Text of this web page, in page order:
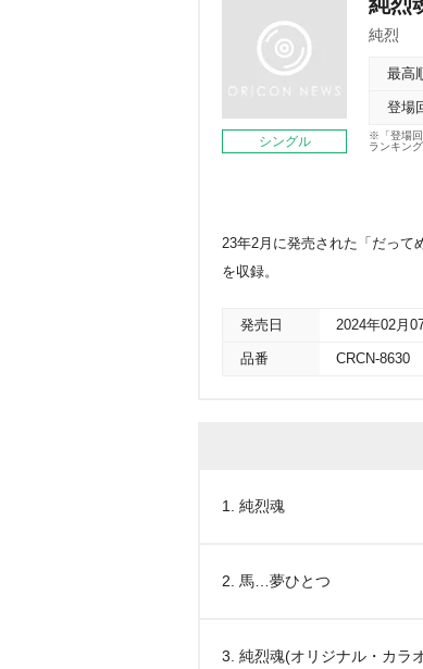
シングル
純烈
最高
登場
※「登場
ランキン
23年2月に発売された「だって
を収録。
発売日 2024年02月
品番 CRCN-8630
1. 純烈魂
2. 馬…夢ひとつ
3. 純烈魂(オリジナル・カラ